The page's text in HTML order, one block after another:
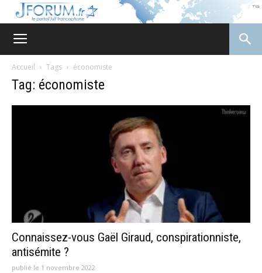
Accueil Tags économiste
Tag: économiste
Connaissez-vous Gaël Giraud, conspirationniste,
antisémite ?
publié le 1 novembre 2022